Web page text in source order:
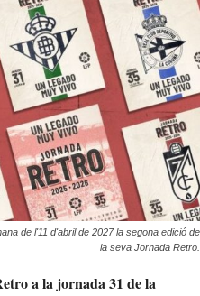
de l'11 d'abril de 2027 la segona edició de
la seva Jornada Retro.
a la jornada 31 de la